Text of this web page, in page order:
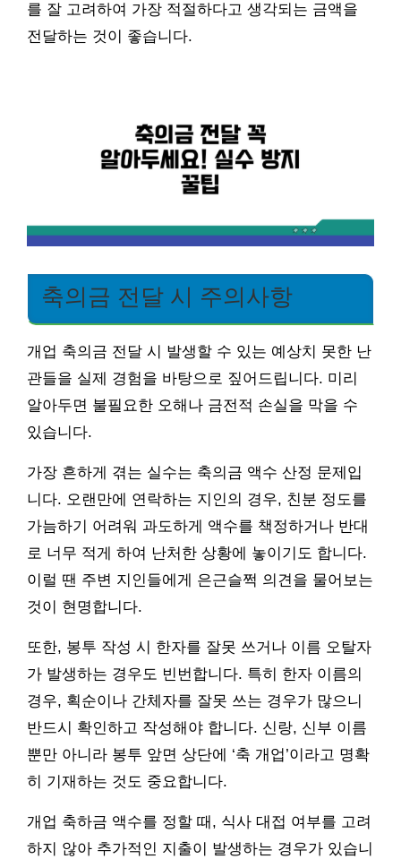
를 잘 고려하여 가장 적절하다고 생각되는 금액을
전달하는 것이 좋습니다.
축의금 전달 시 주의사항
개업 축의금 전달 시 발생할 수 있는 예상치 못한 난
관들을 실제 경험을 바탕으로 짚어드립니다. 미리
알아두면 불필요한 오해나 금전적 손실을 막을 수
있습니다.
가장 흔하게 겪는 실수는 축의금 액수 산정 문제입
니다. 오랜만에 연락하는 지인의 경우, 친분 정도를
가늠하기 어려워 과도하게 액수를 책정하거나 반대
로 너무 적게 하여 난처한 상황에 놓이기도 합니다.
이럴 땐 주변 지인들에게 은근슬쩍 의견을 물어보는
것이 현명합니다.
또한, 봉투 작성 시 한자를 잘못 쓰거나 이름 오탈자
가 발생하는 경우도 빈번합니다. 특히 한자 이름의
경우, 획순이나 간체자를 잘못 쓰는 경우가 많으니
반드시 확인하고 작성해야 합니다. 신랑, 신부 이름
뿐만 아니라 봉투 앞면 상단에 ‘축 개업’이라고 명확
히 기재하는 것도 중요합니다.
개업 축하금 액수를 정할 때, 식사 대접 여부를 고려
하지 않아 추가적인 지출이 발생하는 경우가 있습니